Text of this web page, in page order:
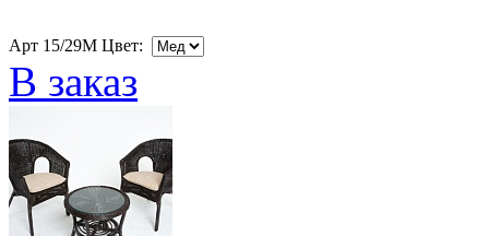
Арт 15/29M Цвет:
В заказ